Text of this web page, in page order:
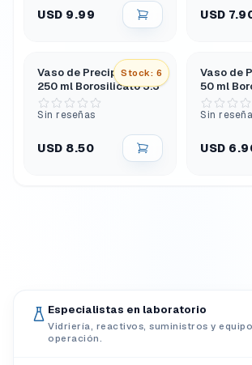
USD 9.99 USD
Stock: 6
Vaso de Precipitados
250 ml Borosilicato 3.3
Sin reseñas
USD 8.50
Vaso de
50 ml
Sin
USD
Especialistas en laboratorio
Vidriería, reactivos, suministros y
operación.